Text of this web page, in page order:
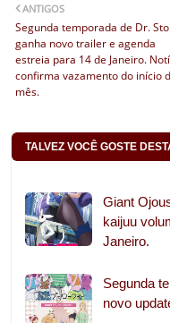
ANTIGOS
Segunda temporada de Dr.
ganha novo trailer e agenda
estreia para 14 de Janeiro.
confirma vazamento do início
mês.
TALVEZ VOCÊ GOSTE
Giant
kaijuu
Janeiro.
Segunda
novo